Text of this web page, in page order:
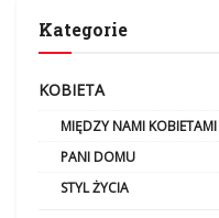
Kategorie
KOBIETA
MIĘDZY NAMI KOBIETAMI
PANI DOMU
STYL ŻYCIA